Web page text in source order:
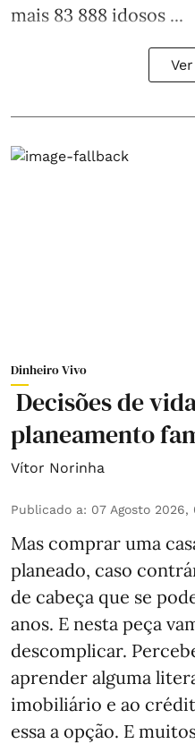
mais 83 888 idosos ...
Dinheiro Vivo
Decisões de
planeamento
Vítor Norinha
Publicado a: 07 Agosto 2026,
Mas comprar uma
planeado, caso
de cabeça que se
anos. E nesta peça
descomplicar.
aprender alguma
imobiliário e ao
essa a opção. E